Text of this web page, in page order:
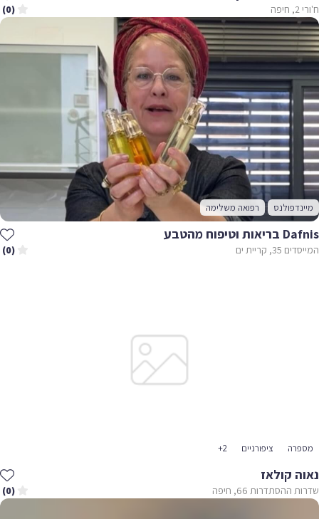
ח'ורי 2, חיפה (0)
מיינדפולנס רפואה משלימה
Dafnis בריאות וטיפוח מהטבע
המייסדים 35, קריית ים (0)
מספרה ציפורניים +2
נאוה קולאז
שדרות ההסתדרות 66, חיפה (0)